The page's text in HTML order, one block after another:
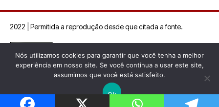
2022 | Permitida a reprodução desde que citada a fonte.
Nós utilizamos cookies para garantir que você tenha a melhor
experiência em nosso site. Se você continua a usar este site,
assumimos que você está satisfeito.
Ok